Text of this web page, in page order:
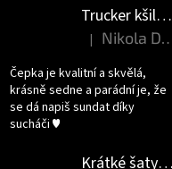
Trucker kšiltovka - JSEM PRINCEZNA
Hodnocení
| Nikola
Čepka je kvalitní a skvělá,
krásně sedne a parádní je, že
se dá napiš sundat díky
sucháči ♥️
Krátké šaty - DEN JAKO KORÁLEK